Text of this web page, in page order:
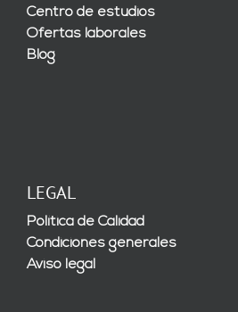
Centro de estudios
Ofertas laborales
Blog
LEGAL
Política de Calidad
Condiciones generales
Aviso legal